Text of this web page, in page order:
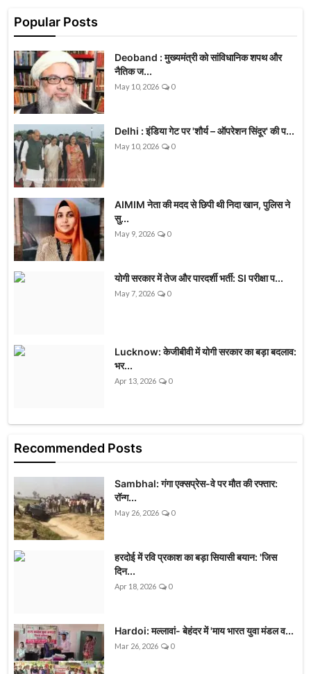
Popular Posts
Deoband : मुख्यमंत्री को सांविधानिक शपथ और
नैतिक ज...
May 10, 2026 0
Delhi : इंडिया गेट पर 'शौर्य – ऑपरेशन सिंदूर' की प...
May 10, 2026 0
AIMIM नेता की मदद से छिपी थी निदा खान, पुलिस ने
सु...
May 9, 2026 0
योगी सरकार में तेज और पारदर्शी भर्ती: SI परीक्षा प...
May 7, 2026 0
Lucknow: केजीबीवी में योगी सरकार का बड़ा बदलाव:
भर...
Apr 13, 2026 0
Recommended Posts
Sambhal: गंगा एक्सप्रेस-वे पर मौत की रफ्तार:
रॉन्ग...
May 26, 2026 0
हरदोई में रवि प्रकाश का बड़ा सियासी बयान: 'जिस
दिन...
Apr 18, 2026 0
Hardoi: मल्लावां- बेहंदर में 'माय भारत युवा मंडल व...
Mar 26, 2026 0